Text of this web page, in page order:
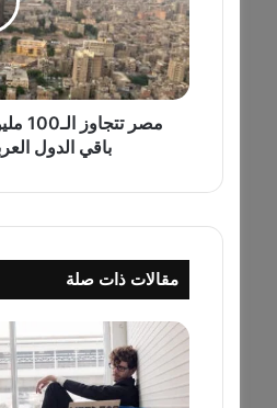
ت
ج
ا
و
ز
1
م
ي
و
ن
ن
س
مصر
باقي الدول العربية
مقالات ذات صلة